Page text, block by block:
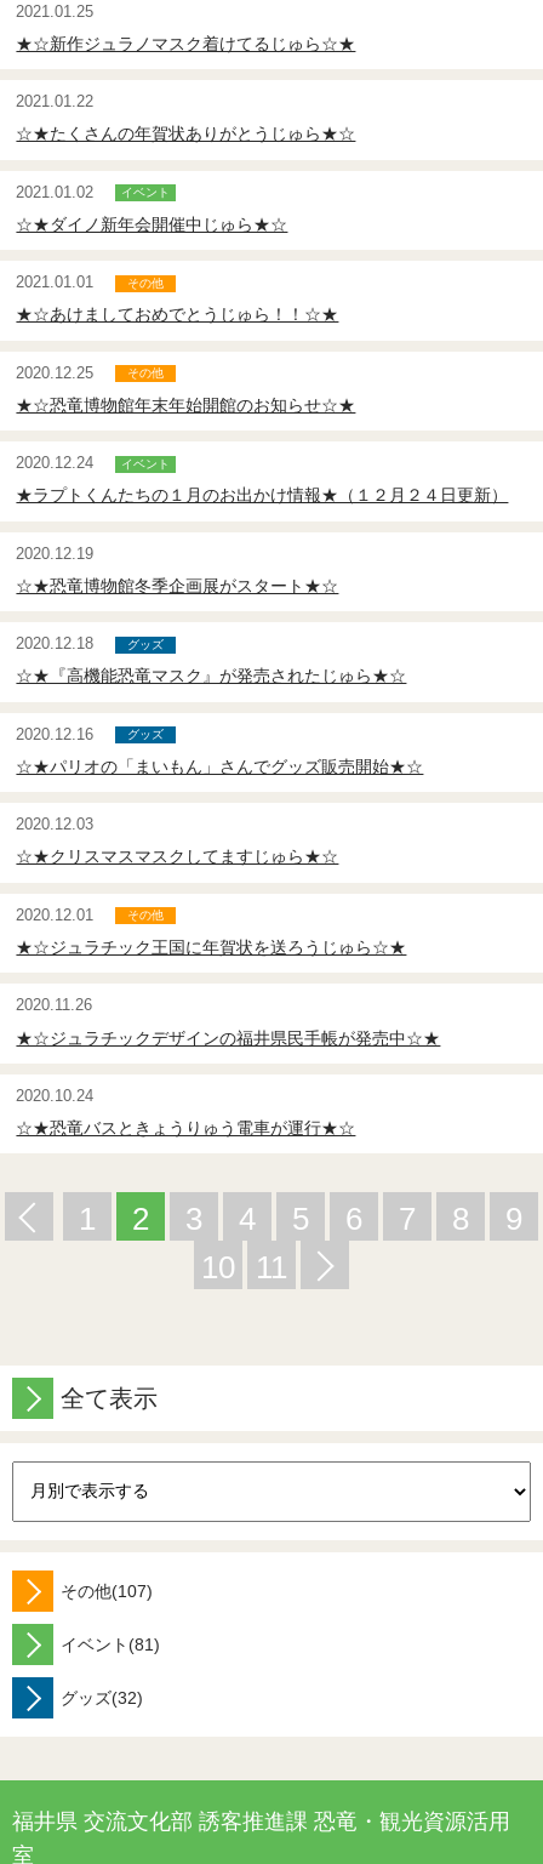
2021.01.25
★☆新作ジュラノマスク着けてるじゅら☆★
2021.01.22
☆★たくさんの年賀状ありがとうじゅら★☆
2021.01.02
☆★ダイノ新年会開催中じゅら★☆
2021.01.01
★☆あけましておめでとうじゅら！！☆★
2020.12.25
★☆恐竜博物館年末年始開館のお知らせ☆★
2020.12.24
★ラプトくんたちの１月のお出かけ情報★（１２月２４日更新）
2020.12.19
☆★恐竜博物館冬季企画展がスタート★☆
2020.12.18
☆★『高機能恐竜マスク』が発売されたじゅら★☆
2020.12.16
☆★パリオの「まいもん」さんでグッズ販売開始★☆
2020.12.03
☆★クリスマスマスクしてますじゅら★☆
2020.12.01
★☆ジュラチック王国に年賀状を送ろうじゅら☆★
2020.11.26
★☆ジュラチックデザインの福井県民手帳が発売中☆★
2020.10.24
☆★恐竜バスときょうりゅう電車が運行★☆
1 2 3 4 5 6 7 8
9
10
11
全て表示
その他(107)
イベント(81)
グッズ(32)
福井県 交流文化部 誘客推進課 恐竜・観光資源活用
室